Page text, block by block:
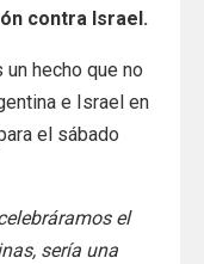
contra Israel.
hecho que no
e Israel en
el sábado
el
sería una